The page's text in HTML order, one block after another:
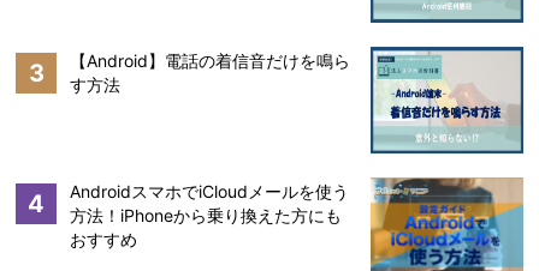
3
【Android】電話の着信音だけを鳴ら
す方法
4
AndroidスマホでiCloudメールを使う
方法！iPhoneから乗り換えた方にも
おすすめ